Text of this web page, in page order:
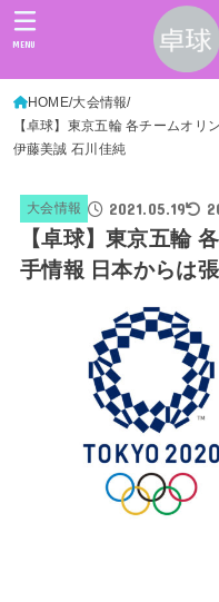
MENU
HOME 大会情報
【卓球】東京五輪 各チームオリ
伊藤美誠 石川佳純
大会情報 2021.05.19
【卓球】東京五輪
手情報 日本からは